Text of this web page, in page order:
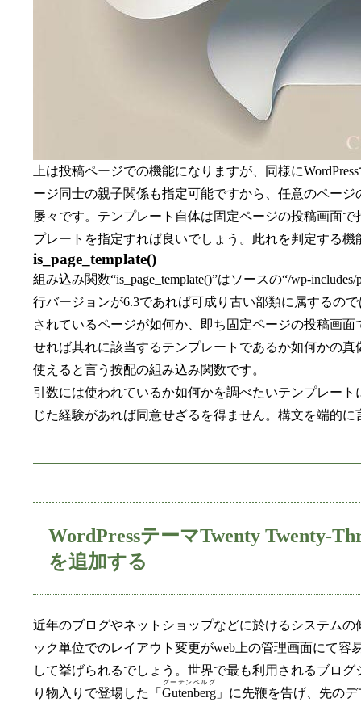
上は投稿ページでの機能になりますが、同様に
ージ同士の親子関係も指定可能ですから、任意のペー
屡々です。テンプレート自体は固定ページの投稿画面
プレートを指定すれば良いでしょう。此れを判定する機
is_page_template()
組み込み関数“is_page_template()”はソースの“/wp-
行バージョンが6.3であれば可成り古い部類に属するの
されているページが如何か、即ち固定ページの投稿画
せれば其れに該当するテンプレートであるか如何かの
使えると言う按配の組み込み関数です。
引数には使われているか如何かを調べたいテンプレー
じた経験があれば同意せざるを得ません。構文を端的
WordPressテーマTwenty Twenty-
を追加する
近年のブログやネットショップなどに於けるシステム
ック単位でのレイアウト変更がweb上の管理画面にて
して挙げられるでしょう。世界で最も利用されるブロ
り物入りで登場した「 Gutenberg
グーテンベルグ
」に先鞭を告げ、先のデ